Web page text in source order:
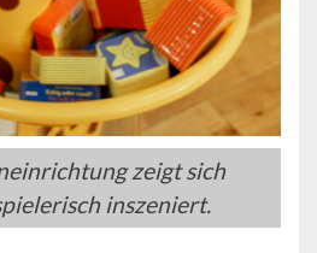
zeigt sich
inszeniert.